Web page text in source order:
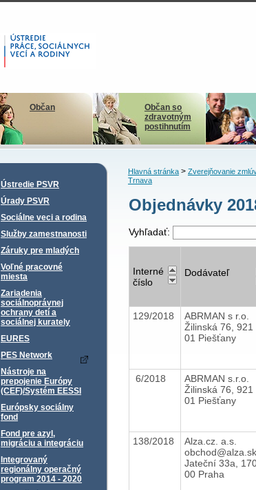
Občan
Občan so
zdravotným
postihnutím
Ústredie PSVR
Úrady PSVR
Sociálne veci a rodina
Služby zamestnanosti
Záruky pre mladých
Voľné pracovné
miesta
Zariadenia
sociálnoprávnej
ochrany detí a
sociálnej kurately
EURES
PES Network
Nástroje na
prepojenie Európy
(CEF)/Systém EESSI
Európsky sociálny
fond
Fond pre azyl,
migráciu a integráciu
Integrovaný
regionálny operačný
program 2014 - 2020
Hlavná stránka> Zverejňovanie
Trnava
Objednávky
Vyhľadať:
Interné
číslo
Dodávateľ
129/2018
ABRMAN s r.o.
Žilinská 76, 921
01 Piešťany
6/2018
ABRMAN s.r.o.
Žilinská 76, 921
01 Piešťany
138/2018
Alza.cz. a.s.
obchod@alza.sk
Jateční 33a,
00 Praha